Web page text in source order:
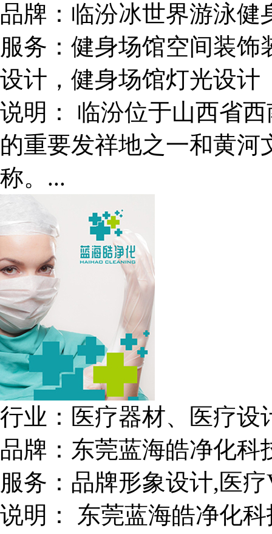
品牌： 临汾冰世界游泳健
服务： 健身场馆空间装饰
设计，健身场馆灯光设计
说明：
临汾位于山西省
的重要发祥地之一和黄河
称。...
行业： 医疗器材、医疗设
品牌： 东莞蓝海皓净化科
服务： 品牌形象设计,医
说明：
东莞蓝海皓净化